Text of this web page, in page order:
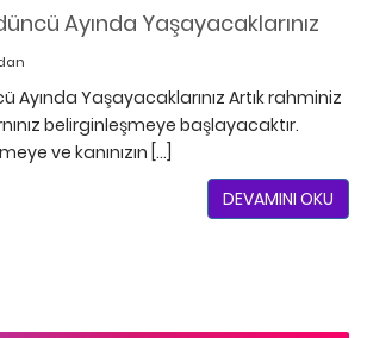
Ayında Yaşayacaklarınız
Ayında Yaşayacaklarınız Artık rahminiz
belirginleşmeye başlayacaktır.
ve kanınızın […]
DEVAMINI OKU